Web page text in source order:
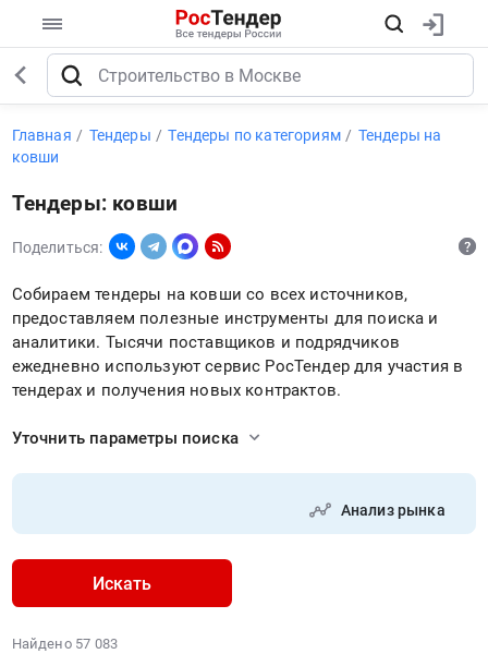
Главная Тендеры Тендеры по категориям
Тендеры на
ковши
Тендеры: ковши
Поделиться:
Собираем тендеры на ковши со всех источников,
предоставляем полезные инструменты для поиска и
аналитики. Тысячи поставщиков и подрядчиков
ежедневно используют сервис РосТендер для участия в
тендерах и получения новых контрактов.
Уточнить параметры поиска
Анализ рынка
Искать
Найдено 57 083